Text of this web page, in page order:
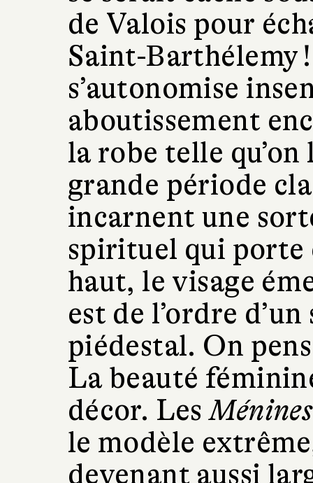
de Valois pour
Saint-Barthélemy
s’autonomise
aboutissement
la robe telle
grande période
incarnent une
spirituel qui porte
haut, le visage
est de l’ordre
piédestal. On
La beauté
décor. LesMénines
le modèle
devenant aussi